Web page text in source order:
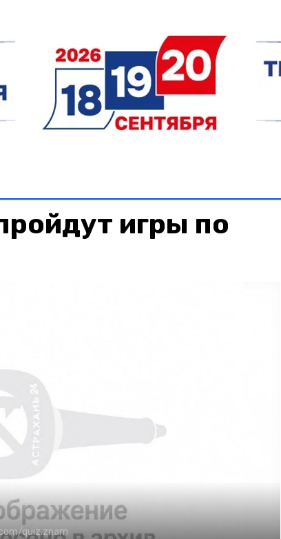
игры по
quiz.znam